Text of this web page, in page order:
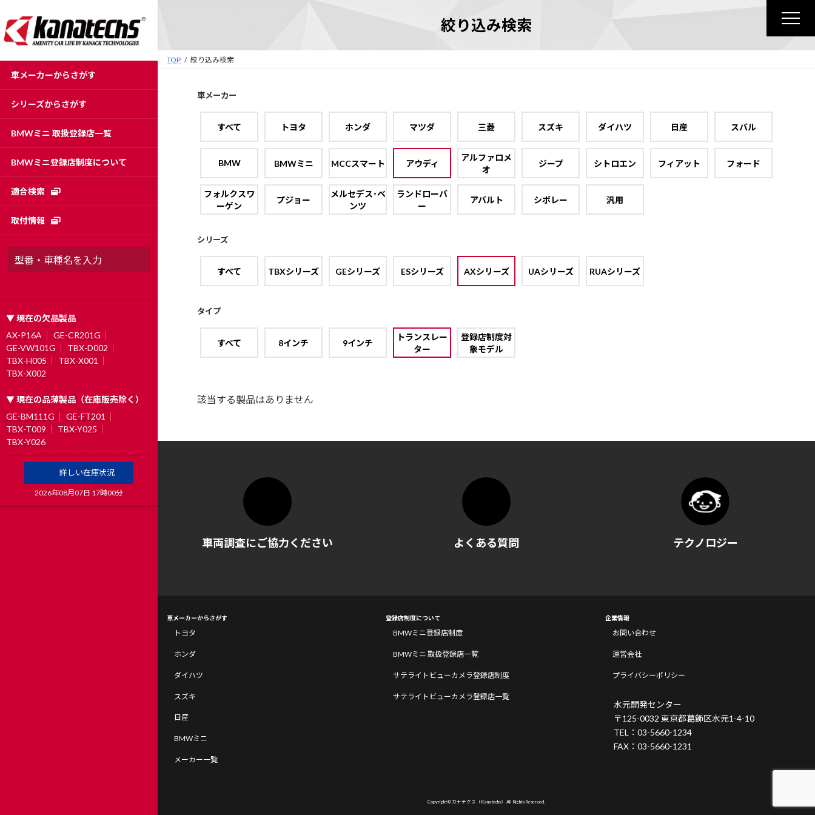
ン
テ
ビ
ゲ
車メーカーからさがす
シリーズからさがす
BMWミニ 取扱登録店一覧
BMWミニ登録店制度について
適合検索
取付情報
▼ 現在の欠品製品
AX-P16A
GE-CR201G
GE-VW101G
TBX-D002
TBX-H005
TBX-X001
TBX-X002
▼ 現在の品薄製品（在庫販売除く）
GE-BM111G
GE-FT201
TBX-T009
TBX-Y025
TBX-Y026
詳しい在庫状況
2026年08月07日 17時00分
絞り込み検索
TOP 絞り込み検索
車メーカー
すべて トヨタ ホンダ マツダ 三菱 スズキ ダイハツ 日産 スバル
BMW BMWミニ MCCスマート アウディ
アルファロメ
オ
ジープ シトロエン フィアット フォード
フォルクスワ
ーゲン
プジョー
メルセデス･ベ
ンツ
ランドローバ
ー
アバルト シボレー 汎用
シリーズ
すべて TBXシリーズ GEシリーズ ESシリーズ AXシリーズ UAシリーズ RUAシリーズ
タイプ
すべて 8インチ 9インチ
トランスレー
ター
登録店制度対
象モデル
該当する製品はありません
車両調査にご協力ください よくある質問 テクノロジー
車メーカーからさがす
トヨタ
ホンダ
ダイハツ
スズキ
日産
BMWミニ
メーカー一覧
登録店制度について
BMWミニ登録店制度
BMWミニ 取扱登録店一覧
サテライトビューカメラ登録店制度
サテライトビューカメラ登録店一覧
企業情報
お問い合わせ
運営会社
プライバシーポリシー
水元開発センター
〒125-0032 東京都葛飾区水元1-4-10
TEL：03-5660-1234
FAX：03-5660-1231
Copyright © カナテクス（Kanatechs） All Rights Reserved.